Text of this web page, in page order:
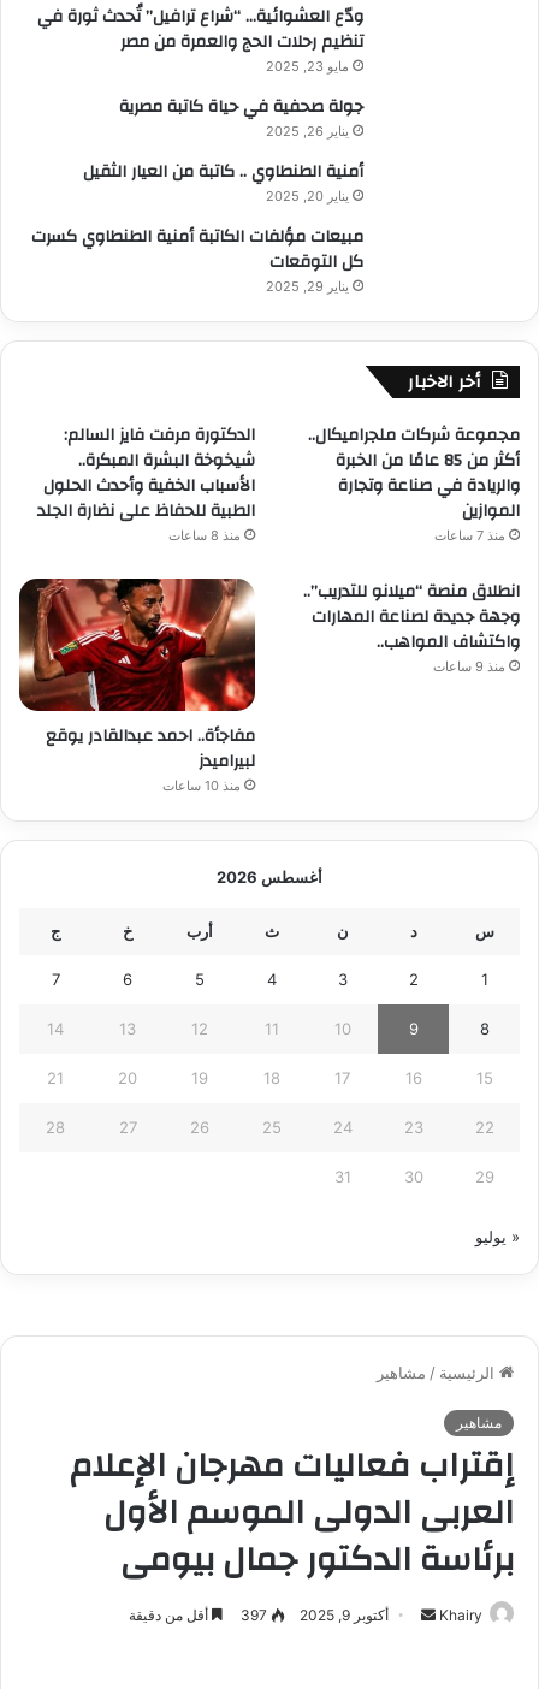
ودّع العشوائية… “شراع ترافيل” تُحدث ثورة في
تنظيم رحلات الحج والعمرة من مصر
مايو 23, 2025
جولة صحفية في حياة كاتبة مصرية
يناير 26, 2025
أمنية الطنطاوي .. كاتبة من العيار الثقيل
يناير 20, 2025
مبيعات مؤلفات الكاتبة أمنية الطنطاوي كسرت
كل التوقعات
يناير 29, 2025
أخر الاخبار
مجموعة شركات ملجراميكال..
أكثر من 85 عامًا من الخبرة
والريادة في صناعة وتجارة
الموازين
منذ 7 ساعات
الدكتورة مرفت فايز السالم:
شيخوخة البشرة المبكرة..
الأسباب الخفية وأحدث الحلول
الطبية للحفاظ على نضارة الجلد
منذ 8 ساعات
انطلاق منصة “ميلانو للتدريب”..
وجهة جديدة لصناعة المهارات
واكتشاف المواهب..
منذ 9 ساعات
مفاجأة.. احمد عبدالقادر يوقع
لبيراميدز
منذ 10 ساعات
أغسطس 2026
س د ن ث أرب خ ج
1
2
3
4
5
6
7
8
9
10
11
12
13
14
15
16
17
18
19
20
21
22
23
24
25
26
27
28
29
30
31
« يوليو